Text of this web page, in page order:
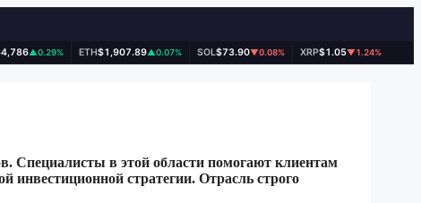
▲0.29% ETH$1,907.89▲0.07% SOL$73.90▼0.08% XRP$1.05▼1.24%
Специалисты в этой области помогают клиентам
инвестиционной стратегии. Отрасль строго